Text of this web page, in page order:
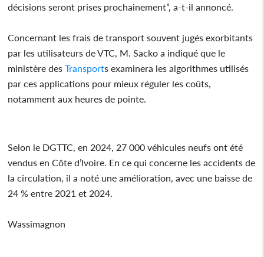
décisions seront prises prochainement”, a-t-il annoncé.
Concernant les frais de transport souvent jugés exorbitants
par les utilisateurs de VTC, M. Sacko a indiqué que le
ministère desTransports examinera les algorithmes utilisés
par ces applications pour mieux réguler les coûts,
notamment aux heures de pointe.
Selon le DGTTC, en 2024, 27 000 véhicules neufs ont été
vendus en Côte d’Ivoire. En ce qui concerne les accidents de
la circulation, il a noté une amélioration, avec une baisse de
24 % entre 2021 et 2024.
Wassimagnon